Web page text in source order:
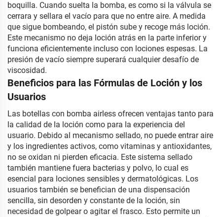
boquilla. Cuando suelta la bomba, es como si la válvula se
cerrara y sellara el vacío para que no entre aire. A medida
que sigue bombeando, el pistón sube y recoge más loción.
Este mecanismo no deja loción atrás en la parte inferior y
funciona eficientemente incluso con lociones espesas. La
presión de vacío siempre superará cualquier desafío de
viscosidad.
Beneficios para las Fórmulas de Loción y los
Usuarios
Las botellas con bomba airless ofrecen ventajas tanto para
la calidad de la loción como para la experiencia del
usuario. Debido al mecanismo sellado, no puede entrar aire
y los ingredientes activos, como vitaminas y antioxidantes,
no se oxidan ni pierden eficacia. Este sistema sellado
también mantiene fuera bacterias y polvo, lo cual es
esencial para lociones sensibles y dermatológicas. Los
usuarios también se benefician de una dispensación
sencilla, sin desorden y constante de la loción, sin
necesidad de golpear o agitar el frasco. Esto permite un